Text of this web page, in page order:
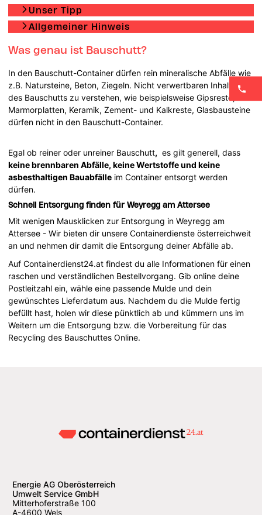
Unser Tipp
Allgemeiner Hinweis
Was genau ist Bauschutt?
In den Bauschutt-Container dürfen rein mineralische Abfälle wie
z.B. Natursteine, Beton, Ziegeln. Nicht verwertbaren Inhalten
des Bauschutts zu verstehen, wie beispielsweise Gipsreste,
Marmorplatten, Keramik, Zement- und Kalkreste, Glasbausteine
dürfen nicht in den Bauschutt-Container.
Egal ob reiner oder unreiner Bauschutt, es gilt generell, dass
keine brennbaren Abfälle, keine Wertstoffe und keine
asbesthaltigen Bauabfälle im Container entsorgt werden
dürfen.
Schnell Entsorgung finden für Weyregg am Attersee
Mit wenigen Mausklicken zur Entsorgung in Weyregg am
Attersee - Wir bieten dir unsere Containerdienste österreichweit
an und nehmen dir damit die Entsorgung deiner Abfälle ab.
Auf Containerdienst24.at findest du alle Informationen für einen
raschen und verständlichen Bestellvorgang. Gib online deine
Postleitzahl ein, wähle eine passende Mulde und dein
gewünschtes Lieferdatum aus. Nachdem du die Mulde fertig
befüllt hast, holen wir diese pünktlich ab und kümmern uns im
Weitern um die Entsorgung bzw. die Vorbereitung für das
Recycling des Bauschuttes Online.
Energie AG Oberösterreich
Umwelt Service GmbH
Mitterhoferstraße 100
A-4600 Wels